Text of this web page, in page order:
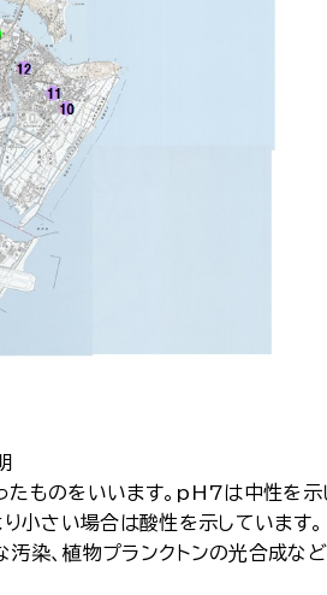
ものをいいます。pH7は中性を示
小さい場合は酸性を示しています。
染、植物プランクトンの光合成な